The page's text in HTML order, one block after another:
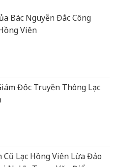
Bác Nguyễn Đắc Công
Viên
Đốc Truyền Thông Lạc
Cũ Lạc Hồng Viên Lừa Đảo